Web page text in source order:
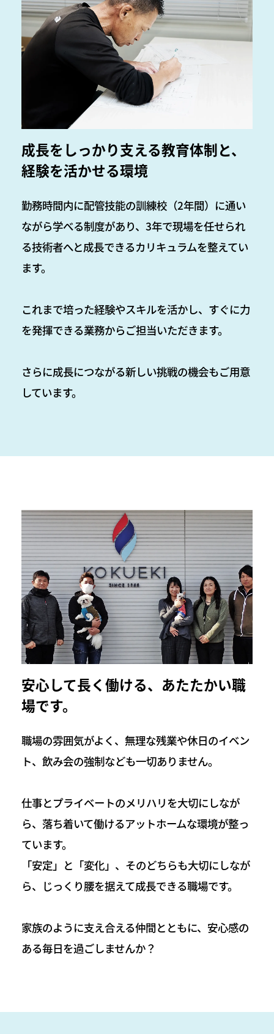
成長をしっかり支える教育体制と、
経験を活かせる環境
勤務時間内に配管技能の訓練校（2年間）に通い
ながら学べる制度があり、3年で現場を任せられ
る技術者へと成長できるカリキュラムを整えてい
ます。
これまで培った経験やスキルを活かし、すぐに力
を発揮できる業務からご担当いただきます。
さらに成長につながる新しい挑戦の機会もご用意
しています。
安心して長く働ける、あたたかい職
場です。
職場の雰囲気がよく、無理な残業や休日のイベン
ト、飲み会の強制なども一切ありません。
仕事とプライベートのメリハリを大切にしなが
ら、落ち着いて働けるアットホームな環境が整っ
ています。
「安定」と「変化」、そのどちらも大切にしなが
ら、じっくり腰を据えて成長できる職場です。
家族のように支え合える仲間とともに、安心感の
ある毎日を過ごしませんか？